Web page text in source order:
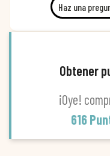
Haz una
Obtener
¡Oye!
616